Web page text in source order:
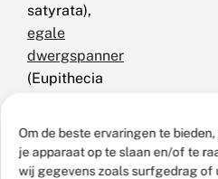
Om de beste ervaringen te
je apparaat op te slaan en/of te
wij gegevens zoals surfgedrag of
satyrata),
egale
dwergspanner
(Eupithecia
(Eupithecia
tripunctaria),